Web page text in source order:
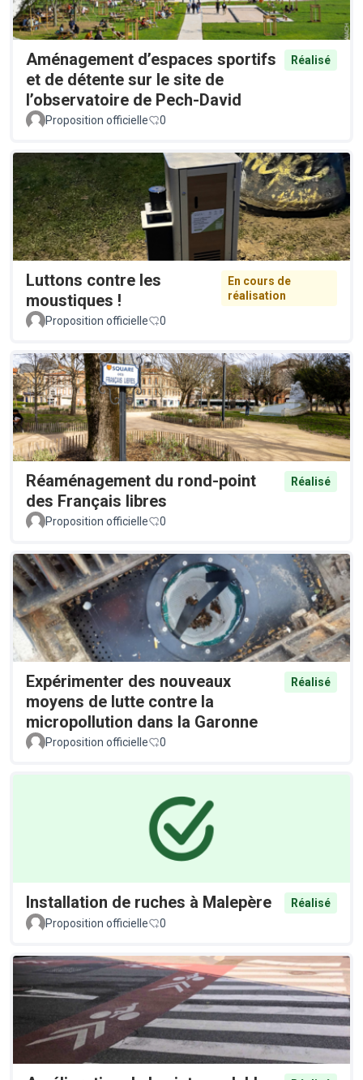
Aménagement d’espaces sportifs
et de détente sur le site de
l’observatoire de Pech-David
Réalisé
Proposition officielle 0
Luttons contre les
moustiques !
En cours de
réalisation
Proposition officielle
0
Réaménagement du rond-point
des Français libres
Réalisé
Proposition officielle 0
Expérimenter des nouveaux
moyens de lutte contre la
micropollution dans la Garonne
Réalisé
Proposition officielle 0
Installation de ruches à Malepère
Réalisé
Proposition officielle
0